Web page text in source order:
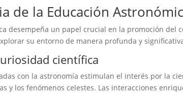
de la Educación
desempeña un papel crucial en la promoción
su entorno de manera profunda y
científica
con la astronomía estimulan el interés por la
y los fenómenos celestes. Las interacciones